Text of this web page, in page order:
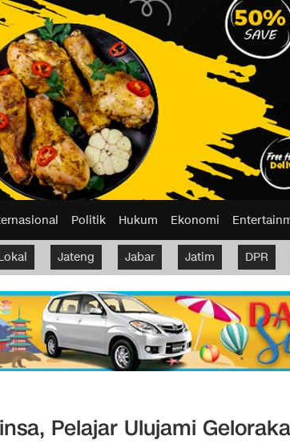
Politik Hukum Ekonomi
Jateng Jabar Jatim DPR
Pelajar Ulujami